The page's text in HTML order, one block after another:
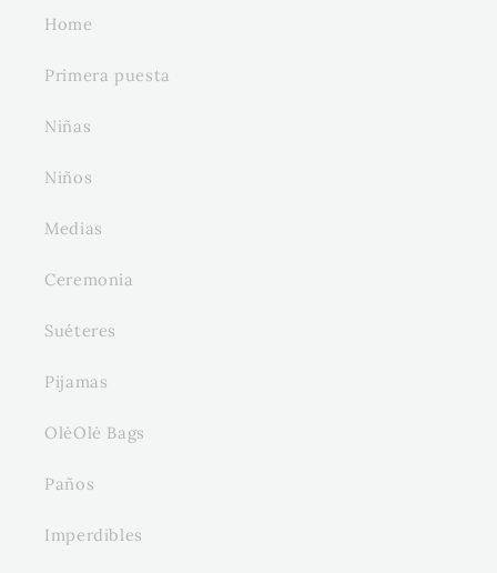
Home
Primera puesta
Niñas
Niños
Medias
Ceremonia
Suéteres
Pijamas
OlėOlė Bags
Paños
Imperdibles